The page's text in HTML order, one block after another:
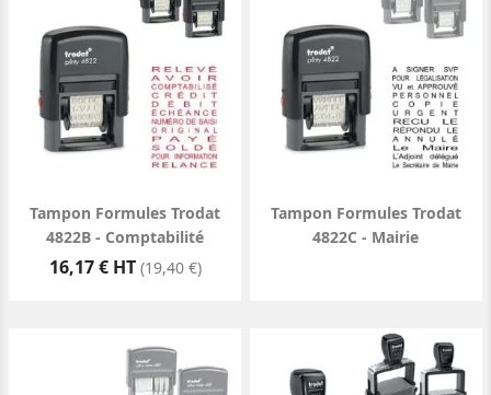
Tampon Formules Trodat
4822B - Comptabilité
Prix
16,17 € HT (19,40 €)
Tampon Formules Trodat
4822C - Mairie